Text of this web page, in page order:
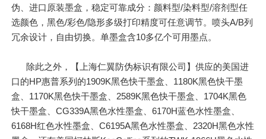
伪、进口原装墨盒，稳定可靠成分：颜料型/染料型/溶剂型任
选颜色，黑色/彩色/隐形多级打印精度可任意调节。喷头A/B列
冗余设计，自由切换。单墨盒含10多亿个可用墨点。
除此之外，【上海仁翼防伪标识有限公司】供应的美国进
口的HP惠普系列的1909K黑色快干墨盒、1180K黑色快干墨
盒、1170K黑色快干墨盒、2589K黑色快干墨盒、1704K黑色
快干墨盒、CG339A黑色水性墨盒、6170H蓝色水性墨盒、
6168H红色水性墨盒、C6195A黑色水性墨盒、2320H黑色水性